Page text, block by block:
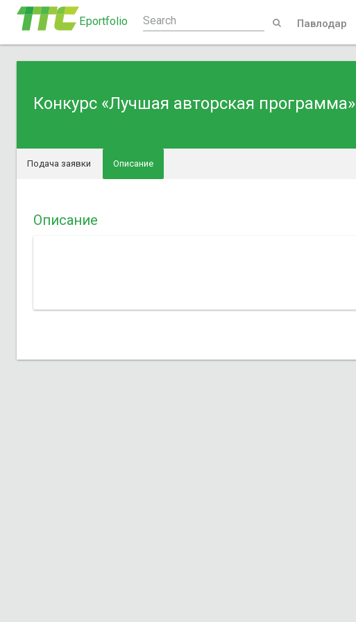
Eportfolio Павлодар
Конкурс «Лучшая авторская программа»
Подача заявки Описание
Описание